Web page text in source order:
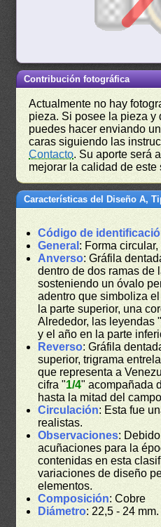
Contribución fotográfica
Actualmente no hay
pieza. Si posee la pieza y
puedes hacer enviando
caras siguiendo las
Contacto. Su aporte será
mejorar la calidad de este
Características del Diseño A,
Código de
General : Forma
Anverso: Gráfila
dentro de dos ramas de
sosteniendo un óvalo
adentro que simboliza
la parte superior, una
Alrededor, las leyendas
y el año en la parte
Reverso: Gráfila
superior, trigrama
que representa a
cifra "1/4" acompañada
hasta la mitad del
Circulación: Esta fue
realistas.
Observaciones:
acuñaciones para la
contenidas en esta
variaciones de diseño
elementos.
Composición: Cobre
Diámetro: 22,5 - 24 mm.